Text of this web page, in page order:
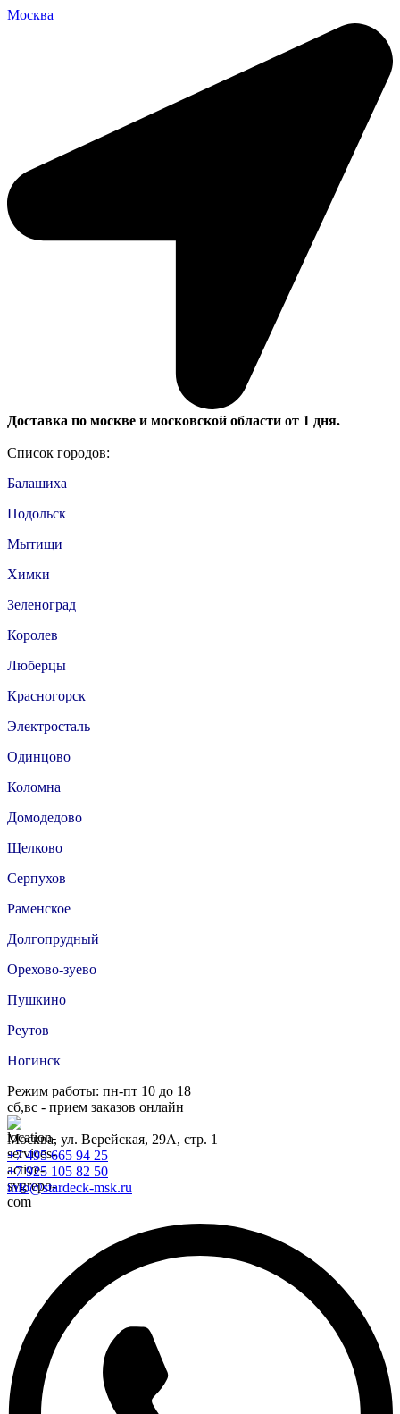
Москва
Доставка по москве и московской области от 1 дня.
Список городов:
Балашиха
Подольск
Мытищи
Химки
Зеленоград
Королев
Люберцы
Красногорск
Электросталь
Одинцово
Коломна
Домодедово
Щелково
Серпухов
Раменское
Долгопрудный
Орехово-зуево
Пушкино
Реутов
Ногинск
Режим работы: пн-пт 10 до 18
сб,вс - прием заказов онлайн
Москва, ул. Верейская, 29А, стр. 1
+7 495 665 94 25
+7 925 105 82 50
info@stardeck-msk.ru